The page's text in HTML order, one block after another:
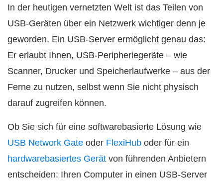
In der heutigen vernetzten Welt ist das Teilen von
USB-Geräten über ein Netzwerk wichtiger denn je
geworden. Ein USB-Server ermöglicht genau das:
Er erlaubt Ihnen, USB-Peripheriegeräte – wie
Scanner, Drucker und Speicherlaufwerke – aus der
Ferne zu nutzen, selbst wenn Sie nicht physisch
darauf zugreifen können.
Ob Sie sich für eine softwarebasierte Lösung wie
USB Network Gate oder FlexiHub oder für ein
hardwarebasiertes Gerät von führenden Anbietern
entscheiden: Ihren Computer in einen USB-Server